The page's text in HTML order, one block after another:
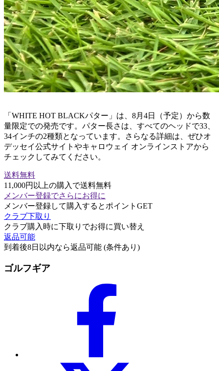
「WHITE HOT BLACKパター」は、8月4日（予定）から数
量限定での発売です。パター長さは、すべてのヘッドで33、
34インチの2種類となっています。さらなる詳細は、ぜひオ
デッセイ公式サイトやキャロウェイ オンラインストアから
チェックしてみてください。
送料無料
11,000円以上の購入で送料無料
メンバー登録でさらにお得に
メンバー登録して購入するとポイントGET
クラブ下取り
クラブ購入時に下取りでお得に買い替え
返品可能
到着後8日以内なら返品可能 (条件あり)
ゴルフギア